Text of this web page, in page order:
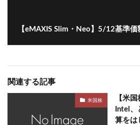
【eMAXIS Slim・Neo】5/12基準価
関連する記事
米国株
【米
Intel
算をは